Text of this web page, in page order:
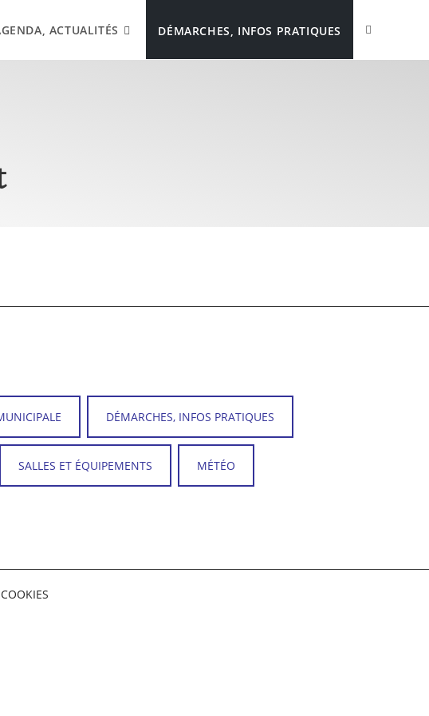
ACTUALITÉS DÉMARCHES, INFOS PRATIQUES
DÉMARCHES, INFOS PRATIQUES
SALLES ET ÉQUIPEMENTS MÉTÉO